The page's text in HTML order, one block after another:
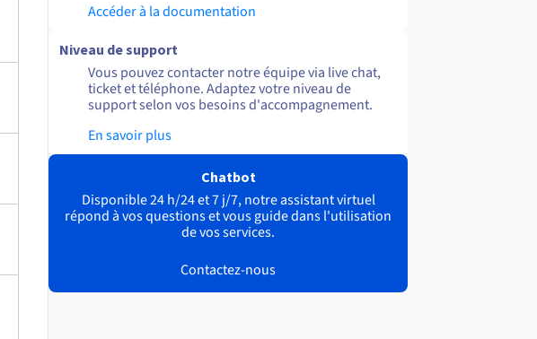
Accéder à la documentation
Niveau de support
Vous pouvez contacter notre équipe via live chat,
ticket et téléphone. Adaptez votre niveau de
support selon vos besoins d'accompagnement.
En savoir plus
Chatbot
Disponible 24 h/24 et 7 j/7, notre assistant virtuel
répond à vos questions et vous guide dans l'utilisation
de vos services.
Contactez-nous